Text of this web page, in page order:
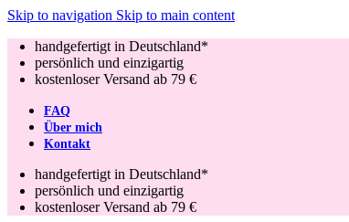
Skip to navigation Skip to main content
handgefertigt in Deutschland*
persönlich und einzigartig
kostenloser Versand ab 79 €
FAQ
Über mich
Kontakt
handgefertigt in Deutschland*
persönlich und einzigartig
kostenloser Versand ab 79 €